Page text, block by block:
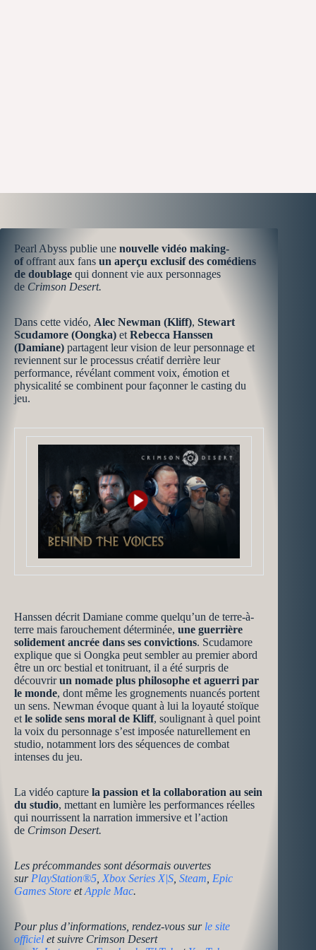
Pearl Abyss publie une nouvelle vidéo making-
ofoffrant aux fans un aperçu exclusif des comédiens
de doublage qui donnent vie aux personnages
de Crimson Desert.
Dans cette vidéo, Alec Newman (Kliff), Stewart
Scudamore (Oongka) et Rebecca Hanssen
(Damiane) partagent leur vision de leur personnage et
reviennent sur le processus créatif derrière leur
performance, révélant comment voix, émotion et
physicalité se combinent pour façonner le casting du
jeu.
Hanssen décrit Damiane comme quelqu’un de terre-à-
terre mais farouchement déterminée, une guerrière
solidement ancrée dans ses convictions. Scudamore
explique que si Oongka peut sembler au premier abord
être un orc bestial et tonitruant, il a été surpris de
découvrirun nomade plus philosophe et aguerri par
le monde, dont même les grognements nuancés portent
un sens. Newman évoque quant à lui la loyauté stoïque
et le solide sens moral de Kliff, soulignant à quel point
la voix du personnage s’est imposée naturellement en
studio, notamment lors des séquences de combat
intenses du jeu.
La vidéo capture la passion et la collaboration au sein
du studio, mettant en lumière les performances réelles
qui nourrissent la narration immersive et l’action
de Crimson Desert.
Les précommandes sont désormais ouvertes
sur PlayStation®5 Xbox Series X|S Steam Epic
Games Store etApple Mac.
Pour plus d’informations, rendez-vous sur le site
officiel et suivre Crimson Desert